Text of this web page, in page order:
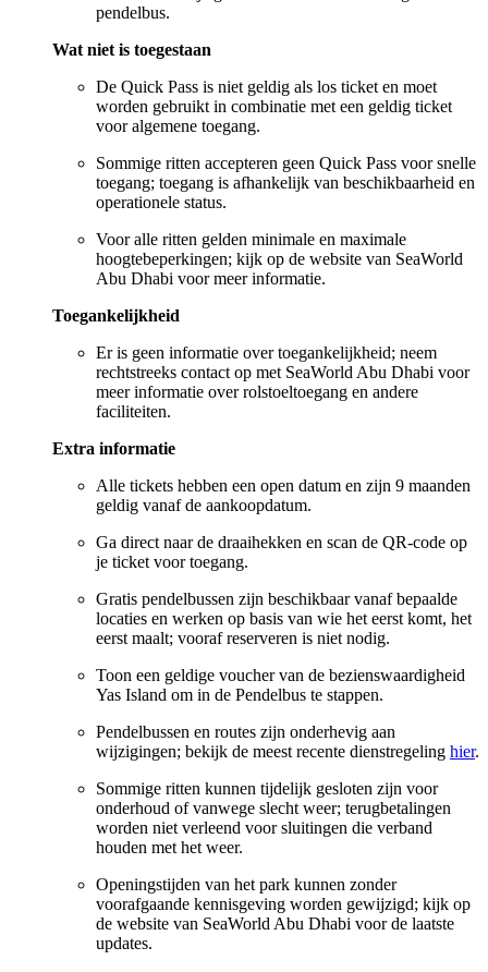
pendelbus.
Wat niet is toegestaan
De Quick Pass is niet geldig als los ticket en moet
worden gebruikt in combinatie met een geldig ticket
voor algemene toegang.
Sommige ritten accepteren geen Quick Pass voor snelle
toegang; toegang is afhankelijk van beschikbaarheid en
operationele status.
Voor alle ritten gelden minimale en maximale
hoogtebeperkingen; kijk op de website van SeaWorld
Abu Dhabi voor meer informatie.
Toegankelijkheid
Er is geen informatie over toegankelijkheid; neem
rechtstreeks contact op met SeaWorld Abu Dhabi voor
meer informatie over rolstoeltoegang en andere
faciliteiten.
Extra informatie
Alle tickets hebben een open datum en zijn 9 maanden
geldig vanaf de aankoopdatum.
Ga direct naar de draaihekken en scan de QR-code op
je ticket voor toegang.
Gratis pendelbussen zijn beschikbaar vanaf bepaalde
locaties en werken op basis van wie het eerst komt, het
eerst maalt; vooraf reserveren is niet nodig.
Toon een geldige voucher van de bezienswaardigheid
Yas Island om in de Pendelbus te stappen.
Pendelbussen en routes zijn onderhevig aan
wijzigingen; bekijk de meest recente dienstregeling hier.
Sommige ritten kunnen tijdelijk gesloten zijn voor
onderhoud of vanwege slecht weer; terugbetalingen
worden niet verleend voor sluitingen die verband
houden met het weer.
Openingstijden van het park kunnen zonder
voorafgaande kennisgeving worden gewijzigd; kijk op
de website van SeaWorld Abu Dhabi voor de laatste
updates.